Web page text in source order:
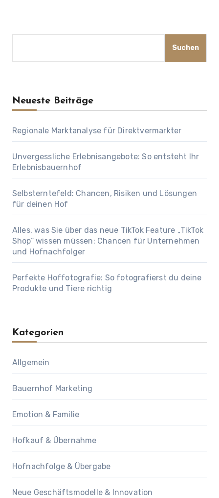
Suchen
Neueste Beiträge
Regionale Marktanalyse für Direktvermarkter
Unvergessliche Erlebnisangebote: So entsteht Ihr
Erlebnisbauernhof
Selbsterntefeld: Chancen, Risiken und Lösungen
für deinen Hof
Alles, was Sie über das neue TikTok Feature „TikTok
Shop“ wissen müssen: Chancen für Unternehmen
und Hofnachfolger
Perfekte Hoffotografie: So fotografierst du deine
Produkte und Tiere richtig
Kategorien
Allgemein
Bauernhof Marketing
Emotion & Familie
Hofkauf & Übernahme
Hofnachfolge & Übergabe
Neue Geschäftsmodelle & Innovation